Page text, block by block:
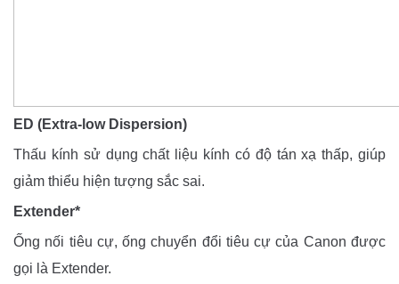
ED (Extra-low Dispersion)
Thấu kính sử dụng chất liệu kính có độ tán xạ thấp, giúp
giảm thiểu hiện tượng sắc sai.
Extender*
Ống nối tiêu cự, ống chuyển đổi tiêu cự của Canon được
gọi là Extender.